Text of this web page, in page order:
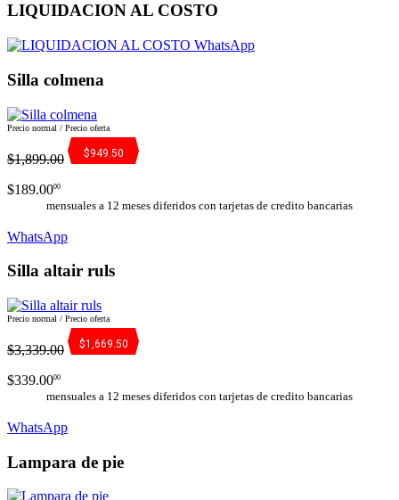
LIQUIDACION AL COSTO
WhatsApp
Silla colmena
Precio normal / Precio oferta
$1,899.00 $949.50
$189.0000
mensuales a 12 meses diferidos con tarjetas de credito bancarias
WhatsApp
Silla altair ruls
Precio normal / Precio oferta
$3,339.00 $1,669.50
$339.0000
mensuales a 12 meses diferidos con tarjetas de credito bancarias
WhatsApp
Lampara de pie